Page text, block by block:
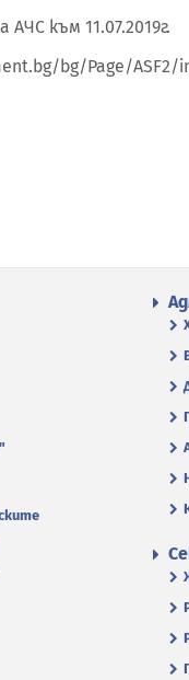
към 11.07.2019г.
bg/Page/ASF2/